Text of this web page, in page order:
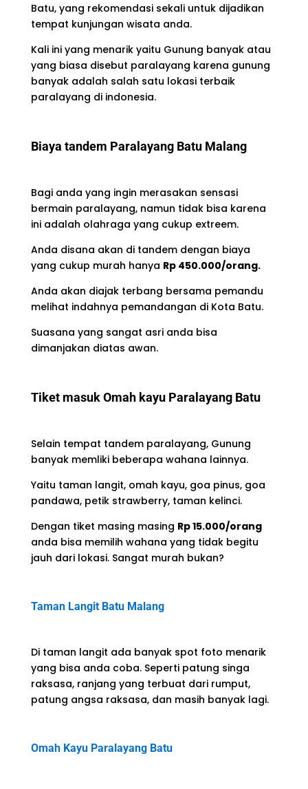
Batu, yang rekomendasi sekali untuk dijadikan
tempat kunjungan wisata anda.
Kali ini yang menarik yaitu Gunung banyak atau
yang biasa disebut paralayang karena gunung
banyak adalah salah satu lokasi terbaik
paralayang di indonesia.
Biaya tandem Paralayang Batu Malang
Bagi anda yang ingin merasakan sensasi
bermain paralayang, namun tidak bisa karena
ini adalah olahraga yang cukup extreem.
Anda disana akan di tandem dengan biaya
yang cukup murah hanya Rp 450.000/orang.
Anda akan diajak terbang bersama pemandu
melihat indahnya pemandangan di Kota Batu.
Suasana yang sangat asri anda bisa
dimanjakan diatas awan.
Tiket masuk Omah kayu Paralayang Batu
Selain tempat tandem paralayang, Gunung
banyak memliki beberapa wahana lainnya.
Yaitu taman langit, omah kayu, goa pinus, goa
pandawa, petik strawberry, taman kelinci.
Dengan tiket masing masing Rp 15.000/orang
anda bisa memilih wahana yang tidak begitu
jauh dari lokasi. Sangat murah bukan?
Taman Langit Batu Malang
Di taman langit ada banyak spot foto menarik
yang bisa anda coba. Seperti patung singa
raksasa, ranjang yang terbuat dari rumput,
patung angsa raksasa, dan masih banyak lagi.
Omah Kayu Paralayang Batu